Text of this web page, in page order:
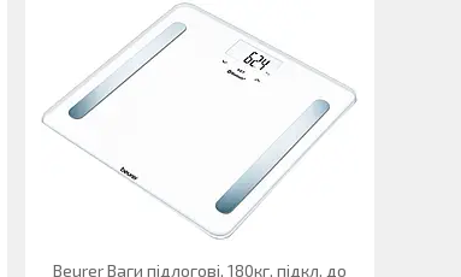
Beurer Ваги підлогові, 180кг, підкл. до